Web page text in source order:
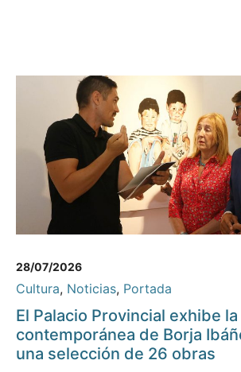
28/07/2026
Cultura, Noticias, Portada
El Palacio Provincial exhibe
contemporánea de Borja
una selección de 26 obras